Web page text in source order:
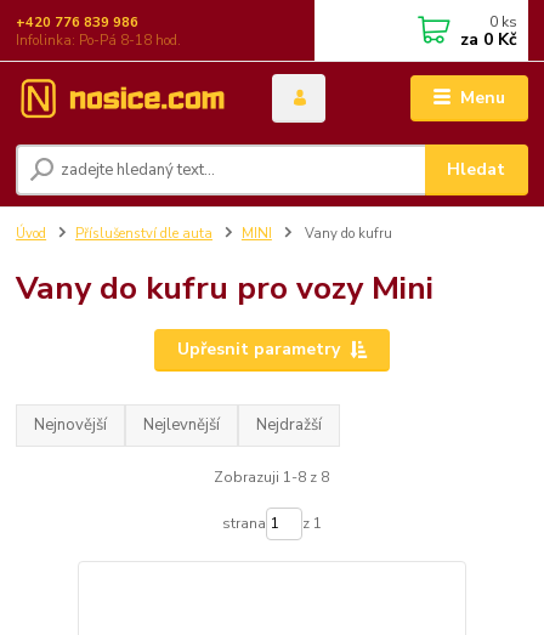
Menu
Hledat
+420 776 839 986
Infolinka: Po-Pá 8-18 hod.
0 ks
za 0 Kč
Úvod Příslušenství dle auta MINI Vany do kufru
Vany do kufru pro vozy Mini
Upřesnit parametry
Nejnovější Nejlevnější Nejdražší
Zobrazuji 1-8 z 8
strana z 1